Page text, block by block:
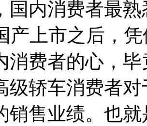
国内消费者最
产上市之后，
消费者的心，
级轿车消费者
销售业绩。也